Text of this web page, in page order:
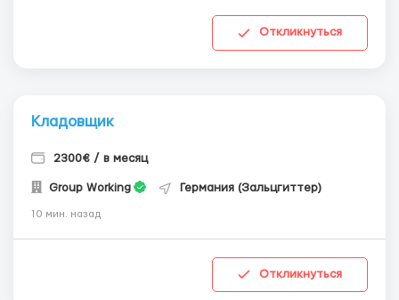
Откликнуться
Кладовщик
2300€ / в месяц
Group Working Германия (Зальцгиттер)
10 мин. назад
Откликнуться